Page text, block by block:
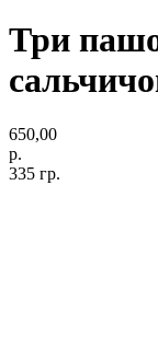
Три
650,00
р.
335 гр.